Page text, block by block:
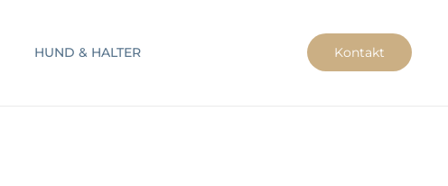
HUND & HALTER Kontakt